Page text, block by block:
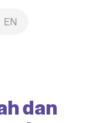
EN
dan